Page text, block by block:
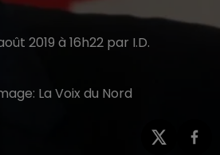
2019 à 16h22 par I.D.
La Voix du Nord